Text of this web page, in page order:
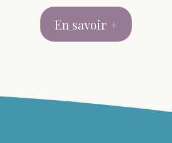
En savoir +